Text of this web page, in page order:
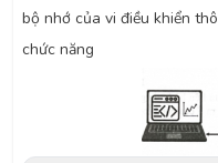
bộ nhớ của vi điều khiển
chức năng